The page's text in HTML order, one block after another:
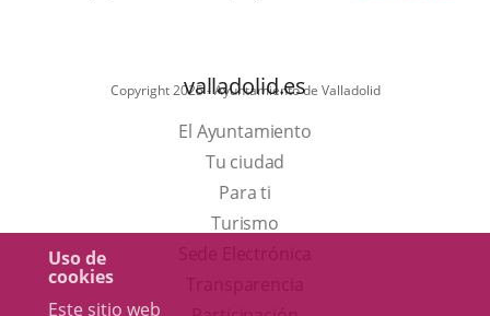
Uso de
cookies
Este sitio web
Copyright 2025 - Ayuntamiento de Valladolid
valladolid.es
El Ayuntamiento
Tu ciudad
Para ti
TurismoEste